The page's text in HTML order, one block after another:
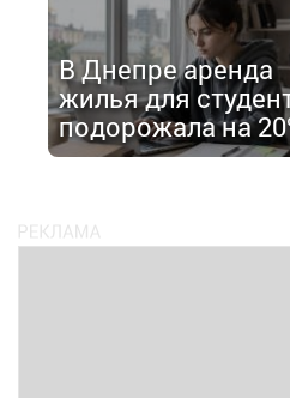
В Днепре аренда
жилья для
подорожала на